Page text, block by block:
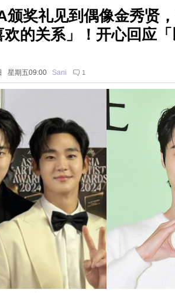
颁奖礼见到偶像金秀贤
欢的关系」！开心回应
星期五09:00 Sani 1